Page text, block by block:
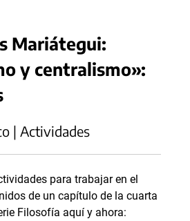
Mariátegui:
y centralismo»:
| Actividades
para trabajar en el
de un capítulo de la cuarta
Filosofía aquí y ahora: